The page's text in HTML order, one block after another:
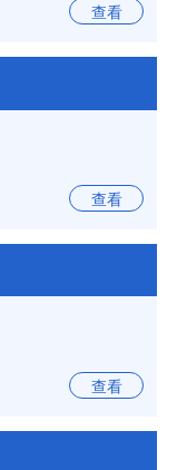
查看
查看
查看